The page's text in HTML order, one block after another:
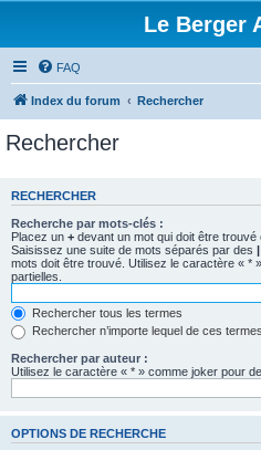
Le Berger
FAQ
Index du forum Rechercher
Rechercher
RECHERCHER
Recherche par mots-clés :
Placez un + devant un mot qui doit être trouvé
Saisissez une suite de mots séparés par des |
mots doit être trouvé. Utilisez le caractère « *
partielles.
Rechercher tous les termes
Rechercher n’importe lequel de ces termes
Rechercher par auteur :
Utilisez le caractère « * » comme joker pour
OPTIONS DE RECHERCHE